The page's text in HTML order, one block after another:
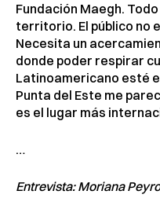
Fundación Maegh.
territorio. El público no
Necesita un
donde poder respirar
Latinoamericano esté
Punta del Este me
es el lugar más
…
Entrevista: Moriana